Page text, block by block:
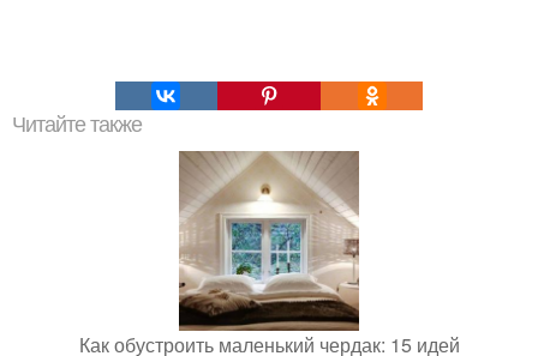
Читайте также
Как обустроить маленький чердак: 15 идей